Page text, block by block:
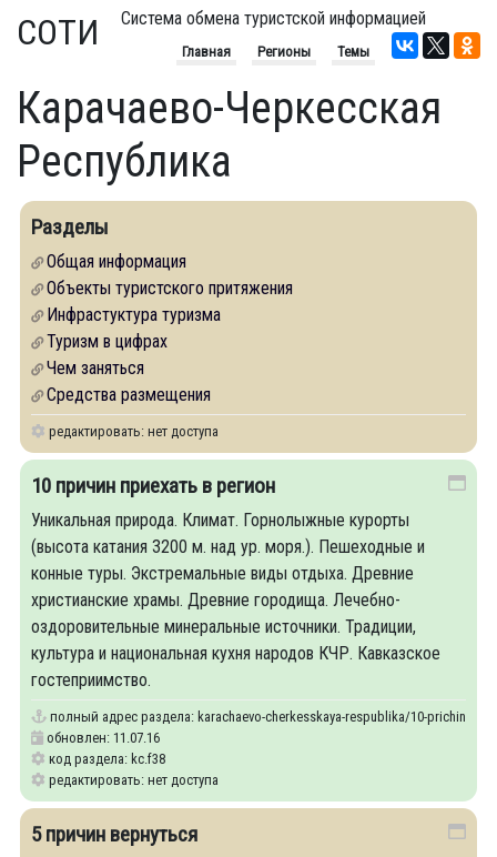
СОТИ Система обмена туристской информацией
Главная Регионы Темы
Карачаево-Черкесская
Республика
Разделы
Общая информация
Объекты туристского притяжения
Инфрастуктура туризма
Туризм в цифрах
Чем заняться
Средства размещения
редактировать: нет доступа
10 причин приехать в регион
Уникальная природа. Климат. Горнолыжные курорты
(высота катания 3200 м. над ур. моря.). Пешеходные и
конные туры. Экстремальные виды отдыха. Древние
христианские храмы. Древние городища. Лечебно-
оздоровительные минеральные источники. Традиции,
культура и национальная кухня народов КЧР. Кавказское
гостеприимство.
полный адрес раздела: karachaevo-cherkesskaya-respublika/10-prichin-
обновлен: 11.07.16
код раздела: kc.f38
редактировать: нет доступа
5 причин вернуться